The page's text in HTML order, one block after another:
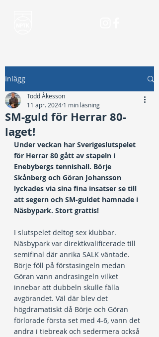
Inlägg
SM-guld för Herrar 80-
laget!
Todd Åkesson
11 apr. 2024 1 min läsning
Under veckan har Sverigeslutspelet
för Herrar 80 gått av stapeln i
Enebybergs tennishall. Börje
Skånberg och Göran Johansson
lyckades via sina fina insatser se till
att segern och SM-guldet hamnade i
Näsbypark. Stort grattis!
I slutspelet deltog sex klubbar.
Näsbypark var direktkvalificerade till
semifinal där anrika SALK väntade.
Börje föll på förstasingeln medan
Göran vann andrasingeln vilket
innebar att dubbeln skulle fälla
avgörandet. Väl där blev det
högdramatiskt då Börje och Göran
förlorade första set med 4-6, vann det
andra i tiebreak och sedermera också